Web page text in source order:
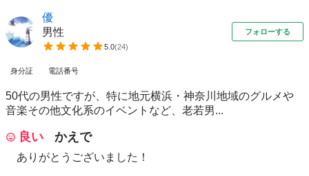
優
男性
5.0(24)
フォローする
身分証 電話番号
50代の男性ですが、特に地元横浜・神奈川地域のグルメや
音楽その他文化系のイベントなど、老若男...
良い かえで
ありがとうございました！